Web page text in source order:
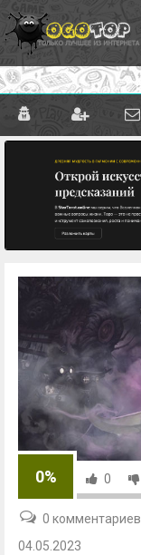
0% 0
0 комментариев
04.05.2023